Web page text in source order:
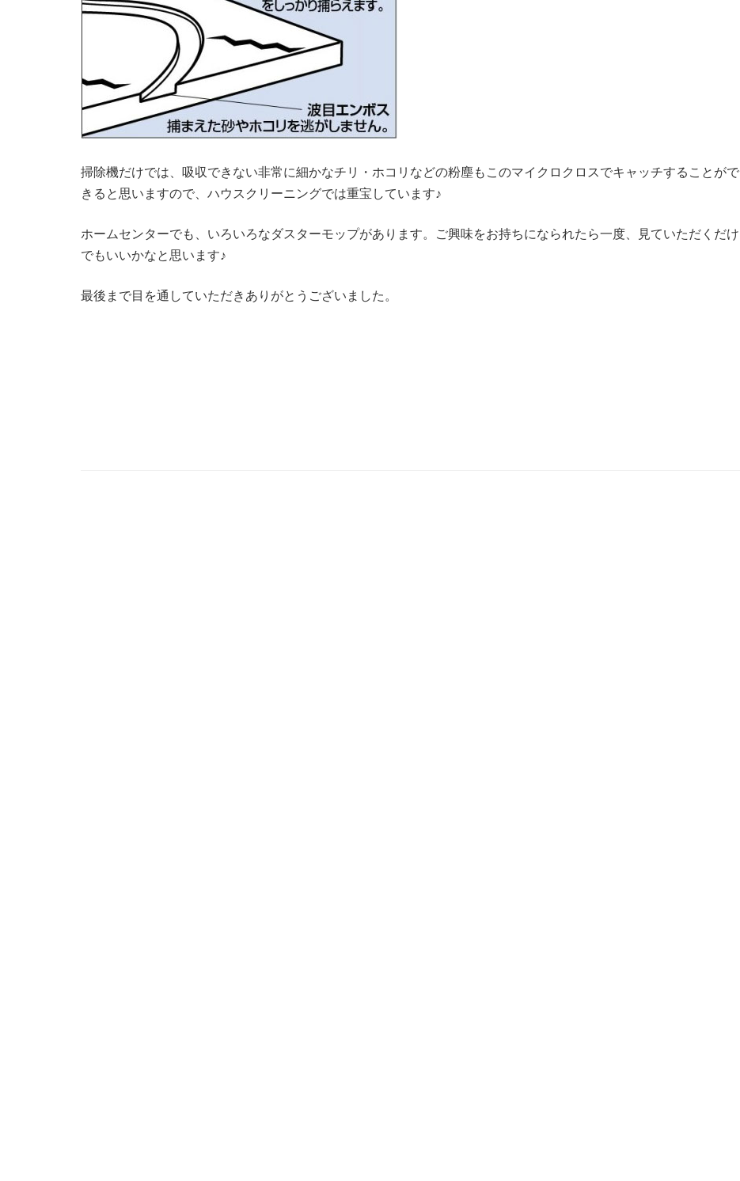
掃除機だけでは、吸収できない非常に細かなチリ・ホコリなどの粉塵もこのマイクロクロスでキャッチすることがで
きると思いますので、ハウスクリーニングでは重宝しています♪
ホームセンターでも、いろいろなダスターモップがあります。ご興味をお持ちになられたら一度、見ていただくだけ
でもいいかなと思います♪
最後まで目を通していただきありがとうございました。